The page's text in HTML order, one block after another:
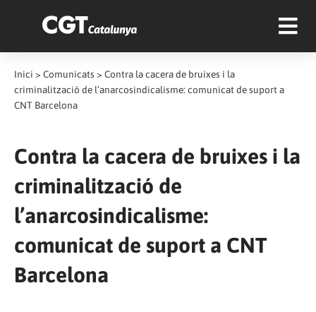
Inici > Comunicats > Contra la cacera de bruixes i la
criminalització de l’anarcosindicalisme: comunicat de suport a
CNT Barcelona
Contra la cacera de bruixes i la
criminalització de
l’anarcosindicalisme:
comunicat de suport a CNT
Barcelona